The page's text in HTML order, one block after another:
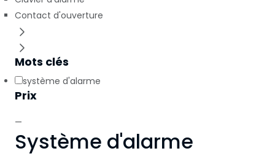
Contact d'ouverture
Mots clés
système d'alarme
Prix
—
Système d'alarme